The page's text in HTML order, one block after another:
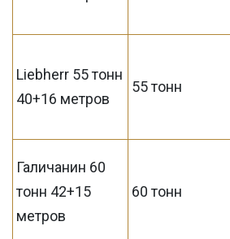
Liebherr 55 тонн
40+16 метров
55 тонн
Галичанин 60
тонн 42+15
метров
60 тонн